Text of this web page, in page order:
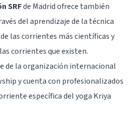
SRFde Madrid ofrece también
del aprendizaje de la técnica
las corrientes más científicas y
corrientes que existen.
de la organización internacional
y cuenta con profesionalizados
específica del yoga Kriya